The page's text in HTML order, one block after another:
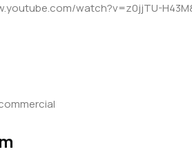
watch?v=z0jjTU-